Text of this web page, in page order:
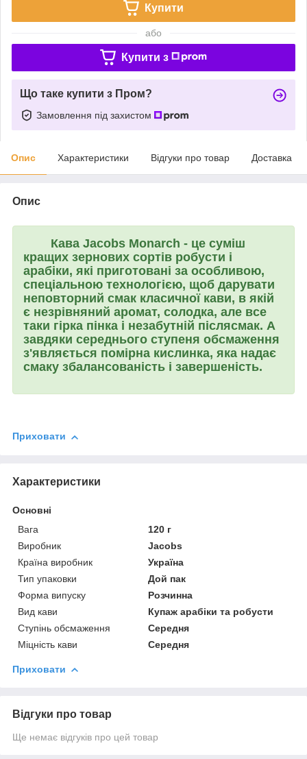
Купити
або
Купити з
Що таке купити з Пром?
Замовлення під захистом
Опис Характеристики Відгуки про товар Доставка
Опис
Кава Jacobs Monarch - це суміш
кращих зернових сортів робусти і
арабіки, які приготовані за особливою,
спеціальною технологією, щоб дарувати
неповторний смак класичної кави, в якій
є незрівняний аромат, солодка, але все
таки гірка пінка і незабутній післясмак. А
завдяки середнього ступеня обсмаження
з'являється помірна кислинка, яка надає
смаку збалансованість і завершеність.
Приховати
Характеристики
Основні
Вага
120 г
Виробник
Jacobs
Країна виробник
Україна
Тип упаковки
Дой пак
Форма випуску
Розчинна
Вид кави
Купаж арабіки та робусти
Ступінь обсмаження
Середня
Міцність кави
Середня
Приховати
Відгуки про товар
Ще немає відгуків про цей товар